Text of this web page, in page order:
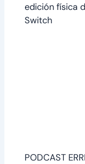
edición física
Switch
PODCAST